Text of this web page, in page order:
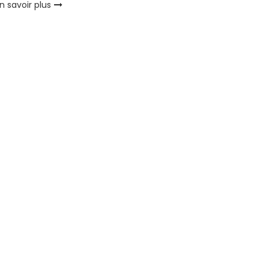
savoir plus